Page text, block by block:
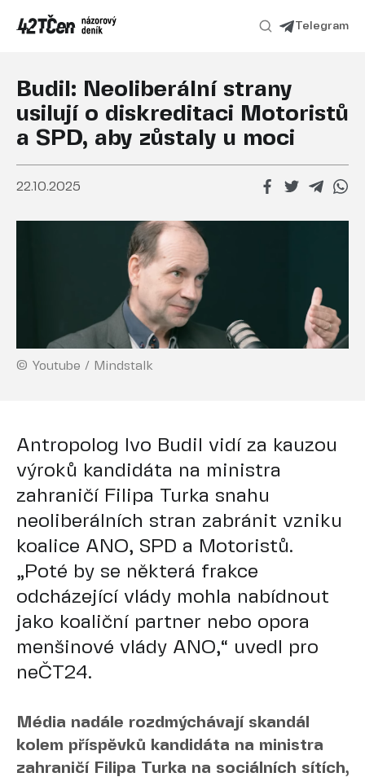
Telegram
Budil: Neoliberální strany
usilují o diskreditaci Motoristů
a SPD, aby zůstaly u moci
22.10.2025
© Youtube / Mindstalk
Antropolog Ivo Budil vidí za kauzou
výroků kandidáta na ministra
zahraničí Filipa Turka snahu
neoliberálních stran zabránit vzniku
koalice ANO, SPD a Motoristů.
„Poté by se některá frakce
odcházející vlády mohla nabídnout
jako koaliční partner nebo opora
menšinové vlády ANO,“ uvedl pro
neČT24.
Média nadále rozdmýchávají skandál
kolem příspěvků kandidáta na ministra
zahraničí Filipa Turka na sociálních sítích,